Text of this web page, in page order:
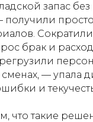
запас без
получили
Сократили
брак и
— упала
и
что такие